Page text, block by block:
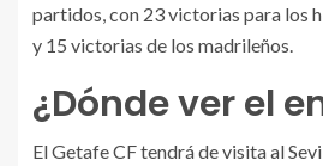
partidos, con 23 victorias para los
y 15 victorias de los madrileños.
¿Dónde ver el
El Getafe CF tendrá de visita al